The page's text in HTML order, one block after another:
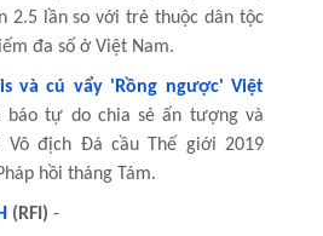
2.5 lần so với trẻ thuộc dân tộc
đa số ở Việt Nam.
và cú vẩy 'Rồng ngược' Việt
báo tự do chia sẻ ấn tượng và
Vô địch Đá cầu Thế giới 2019
hồi tháng Tám.
(RFI) -